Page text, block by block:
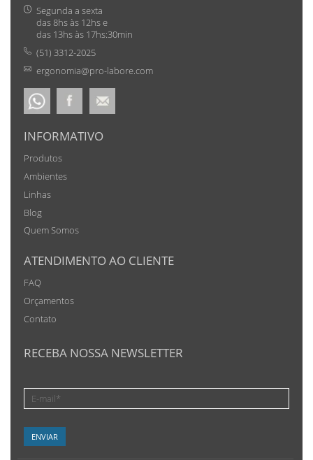
Segunda a sexta
das 8hs às 12hs e
das 13hs às 17hs:30min
(51) 3312-2025
ergonomia@pro-labore.com
INFORMATIVO
Produtos
Ambientes
Linhas
Blog
Quem Somos
ATENDIMENTO AO CLIENTE
FAQ
Orçamentos
Contato
RECEBA NOSSA NEWSLETTER